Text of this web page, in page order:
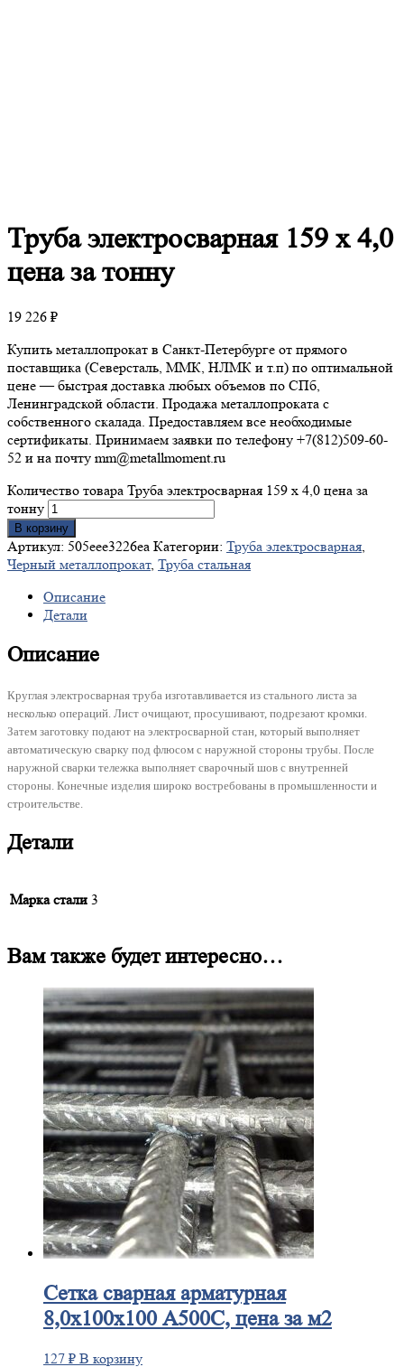
Трубаэлектросварная 159 х 4,0
цена за тонну
19 226 ₽
Купить металлопрокат в Санкт-Петербурге от прямого
поставщика (Северсталь, ММК, НЛМК и т.п) по оптимальной
цене — быстрая доставка любых объемов по СПб,
Ленинградской области. Продажа металлопроката с
собственного скалада. Предоставляем все необходимые
сертификаты. Принимаем заявки по телефону +7(812)509-60-
52 и на почту mm@metallmoment.ru
Количество товара Труба электросварная 159 х 4,0 цена за
тонну
В корзину
Артикул: 505eee3226ea Категории: Труба электросварная,
Черный металлопрокат, Труба стальная
Описание
Детали
Описание
Круглая электросварная труба изготавливается из стального листа за
несколько операций. Лист очищают, просушивают, подрезают кромки.
Затем заготовку подают на электросварной стан, который выполняет
автоматическую сварку под флюсом с наружной стороны трубы. После
наружной сварки тележка выполняет сварочный шов с внутренней
стороны. Конечные изделия широко востребованы в промышленности и
строительстве.
Детали
Марка стали 3
Вам также будет интересно…
Сеткасварная арматурная
8,0х100х100 А500С, цена за м2
127 ₽ В корзину